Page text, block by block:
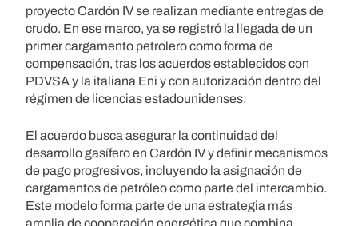
proyecto Cardón IV se realizan mediante entregas de
crudo. En ese marco, ya se registró la llegada de un
primer cargamento petrolero como forma de
compensación, tras los acuerdos establecidos con
PDVSA y la italiana Eni y con autorización dentro del
régimen de licencias estadounidenses.
El acuerdo busca asegurar la continuidad del
desarrollo gasífero en Cardón IV y definir mecanismos
de pago progresivos, incluyendo la asignación de
cargamentos de petróleo como parte del intercambio.
Este modelo forma parte de una estrategia más
amplia de cooperación energética que combina